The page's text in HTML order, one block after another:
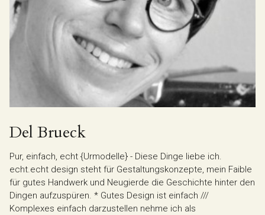
Del Brueck
Pur, einfach, echt {Urmodelle} - Diese Dinge liebe ich.
echt.echt design steht für Gestaltungskonzepte, mein Faible
für gutes Handwerk und Neugierde die Geschichte hinter den
Dingen aufzuspüren. * Gutes Design ist einfach ///
Komplexes einfach darzustellen nehme ich als